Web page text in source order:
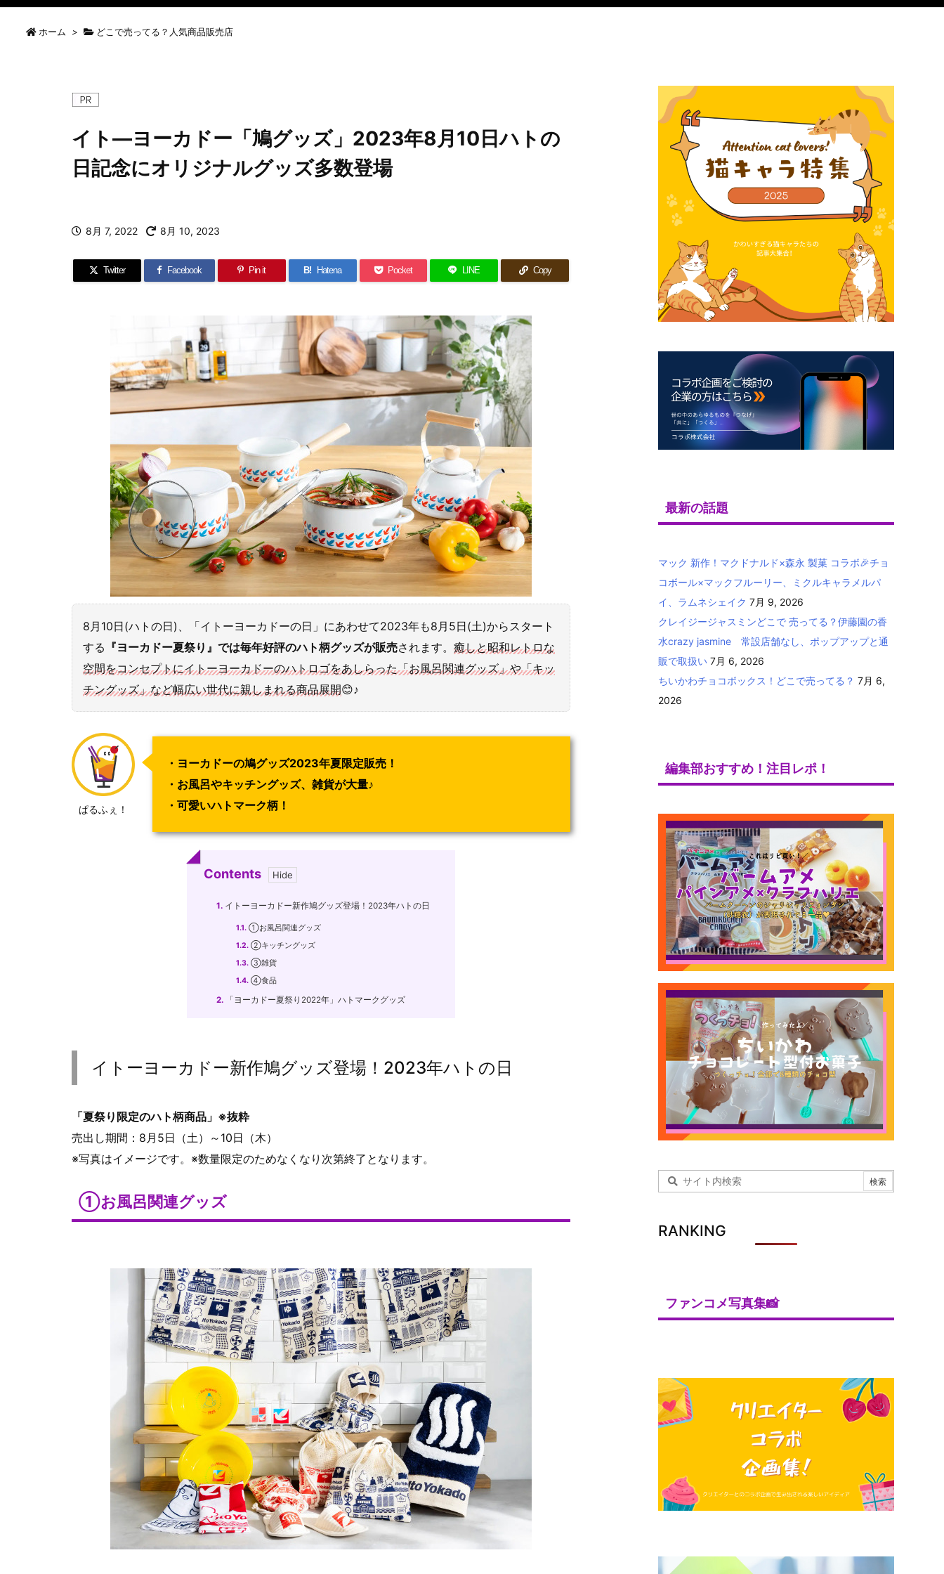
ホーム > どこで売ってる？人気商品販売店
イト―ヨーカドー「鳩グッズ」2023年8月10日ハトの
日記念にオリジナルグッズ多数登場
8月 7, 2022 8月 10, 2023
Twitter Facebook Pin it B! Hatena Pocket LINE Copy
8月10日(ハトの日)、「イトーヨーカドーの日」にあわせて2023年も8月5日(土)からスタート
する 『ヨーカドー夏祭り』では毎年好評のハト柄グッズが販売されます。 癒しと昭和レトロな
空間をコンセプトにイトーヨーカドーのハトロゴをあしらった「お風呂関連グッズ」や「キッ
チングッズ」など幅広い世代に親しまれる商品展開😊♪
ぱるふぇ！
・ヨーカドーの鳩グッズ2023年夏限定販売！
・お風呂やキッチングッズ、雑貨が大量♪
・可愛いハトマーク柄！
Contents
1. イトーヨーカドー新作鳩グッズ登場！2023年ハトの日
1.1. ①お風呂関連グッズ
1.2. ②キッチングッズ
1.3. ③雑貨
1.4. ④食品
2. 「ヨーカドー夏祭り2022年」ハトマークグッズ
イトーヨーカドー新作鳩グッズ登場！2023年ハトの日
「夏祭り限定のハト柄商品」※抜粋
売出し期間：8月5日（土）～10日（木）
※写真はイメージです。※数量限定のためなくなり次第終了となります。
①お風呂関連グッズ
最新の話題
マック 新作！マクドナルド×森永 製菓 コラボ🎉チョ
コボール×マックフルーリー、ミクルキャラメルパ
イ、ラムネシェイク 7月 9, 2026
クレイジージャスミンどこで 売ってる？伊藤園の香
水crazy jasmine 常設店舗なし、ポップアップと通
販で取扱い 7月 6, 2026
ちいかわチョコボックス！どこで売ってる？ 7月 6,
2026
編集部おすすめ！注目レポ！
RANKING
ファンコメ写真集📸